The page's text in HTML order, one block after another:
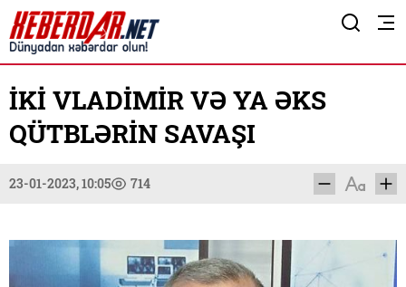
İKİ VLADİMİR VƏ YA ƏKS
QÜTBLƏRİN SAVAŞI
23-01-2023, 10:05 714